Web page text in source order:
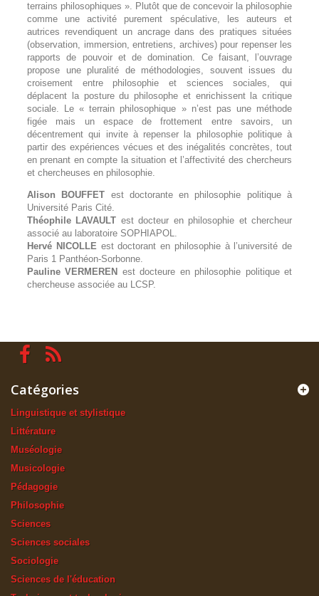
terrains philosophiques ». Plutôt que de concevoir la philosophie
comme une activité purement spéculative, les auteurs et
autrices revendiquent un ancrage dans des pratiques situées
(observation, immersion, entretiens, archives) pour repenser les
rapports de pouvoir et de domination. Ce faisant, l’ouvrage
propose une pluralité de méthodologies, souvent issues du
croisement entre philosophie et sciences sociales, qui
déplacent la posture du philosophe et enrichissent la critique
sociale. Le « terrain philosophique » n’est pas une méthode
figée mais un espace de frottement entre savoirs, un
décentrement qui invite à repenser la philosophie politique à
partir des expériences vécues et des inégalités concrètes, tout
en prenant en compte la situation et l’affectivité des chercheurs
et chercheuses en philosophie.
Alison BOUFFET est doctorante en philosophie politique à
Université Paris Cité.
Théophile LAVAULT est docteur en philosophie et chercheur
associé au laboratoire SOPHIAPOL.
Hervé NICOLLE est doctorant en philosophie à l’université de
Paris 1 Panthéon-Sorbonne.
Pauline VERMEREN est docteure en philosophie politique et
chercheuse associée au LCSP.
Catégories
Linguistique et stylistique
Littérature
Muséologie
Musicologie
Pédagogie
Philosophie
Sciences
Sciences sociales
Sociologie
Sciences de l'éducation